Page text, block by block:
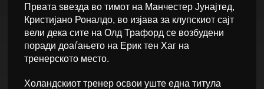
Првата ѕвезда во тимот на Манчестер Јунајтед,
Кристијано Роналдо, во изјава за клупскиот сајт
вели дека сите на Олд Трафорд се возбудени
поради доаѓањето на Ерик тен Хаг на
тренерското место.
Холандскиот тренер освои уште една титула